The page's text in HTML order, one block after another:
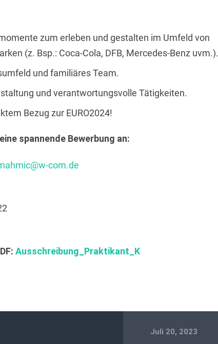
zum erleben und gestalten im Umfeld von
(z. Bsp.: Coca-Cola, DFB, Mercedes-Benz uvm.).
und familiäres Team.
und verantwortungsvolle Tätigkeiten.
Bezug zur EURO2024!
spannende Bewerbung an:
com.de
Ausschreibung_Praktikant_K
Juli 20, 2023